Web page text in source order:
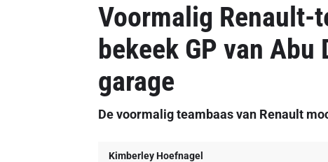
Voormalig Renault-
bekeek GP van
garage
De voormalig teambaas van Renault
Kimberley Hoefnagel